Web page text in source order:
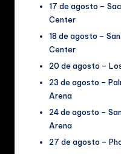
17 de agosto –
Center
18 de agosto –
Center
20 de agosto –
23 de agosto –
Arena
24 de agosto –
Arena
27 de agosto –